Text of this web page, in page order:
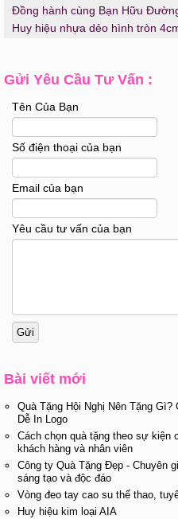
Đồng hành cùng Bạn Hữu
Huy hiệu nhựa dẻo hình tròn
Gửi Yêu Cầu Tư Vấn :
Tên Của Bạn
Số điện thoại của bạn
Email của bạn
Yêu cầu tư vấn của bạn
Bài viết mới
Quà Tặng Hội Nghị Nên Tặng
Dễ In Logo
Cách chọn quà tặng theo sự kiện
khách hàng và nhân viên
Công ty Quà Tặng Đẹp - Chuyên
sáng tạo và độc đáo
Vòng đeo tay cao su thể thao,
Huy hiệu kim loại AIA